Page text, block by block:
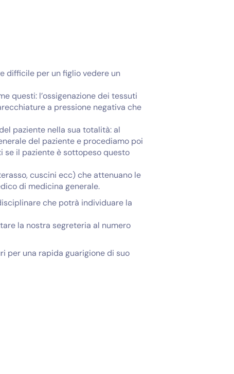
difficile per un figlio vedere un
questi: l’ossigenazione dei tessuti
a pressione negativa che
paziente nella sua totalità: al
del paziente e procediamo poi
se il paziente è sottopeso questo
cuscini ecc) che attenuano le
di medicina generale.
che potrà individuare la
la nostra segreteria al numero
per una rapida guarigione di suo